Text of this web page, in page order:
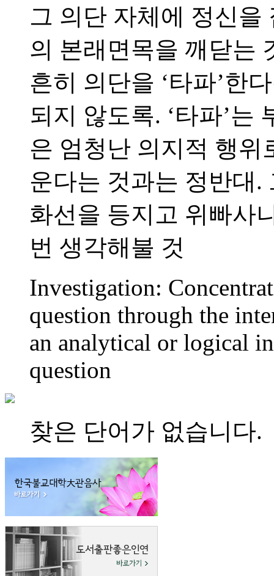
그 의단 자체에 정신을
의 본래면목을 깨닫는
흔히 의단을 ‘타파’한
되지 않도록. ‘타파’는
은 엄청난 의지적 행위
운다는 것과는 정반대.
화선을 등지고 위빠사
번 생각해불 것
Investigation:
question through the
an analytical or logical
question
찾은 단어가 없습니다.